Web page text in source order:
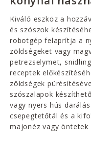
Kiváló eszköz a
és szószok
robotgép felaprítja a
zöldségeket vagy
petrezselymet,
receptek
zöldségek
szószalapok
vagy nyers hús
csepegtetőtál és a
majonéz vagy öntetek